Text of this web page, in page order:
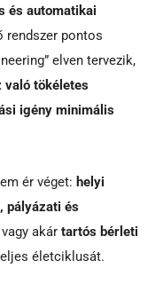
és automatikai
rendszer pontos
elven tervezik,
való tökéletes
igény minimális
ér véget: helyi
pályázati és
akár tartós bérleti
életciklusát.